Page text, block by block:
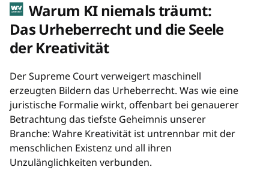
Warum KI niemals träumt:
Das Urheberrecht und die Seele
der Kreativität
Der Supreme Court verweigert maschinell
erzeugten Bildern das Urheberrecht. Was wie eine
juristische Formalie wirkt, offenbart bei genauerer
Betrachtung das tiefste Geheimnis unserer
Branche: Wahre Kreativität ist untrennbar mit der
menschlichen Existenz und all ihren
Unzulänglichkeiten verbunden.